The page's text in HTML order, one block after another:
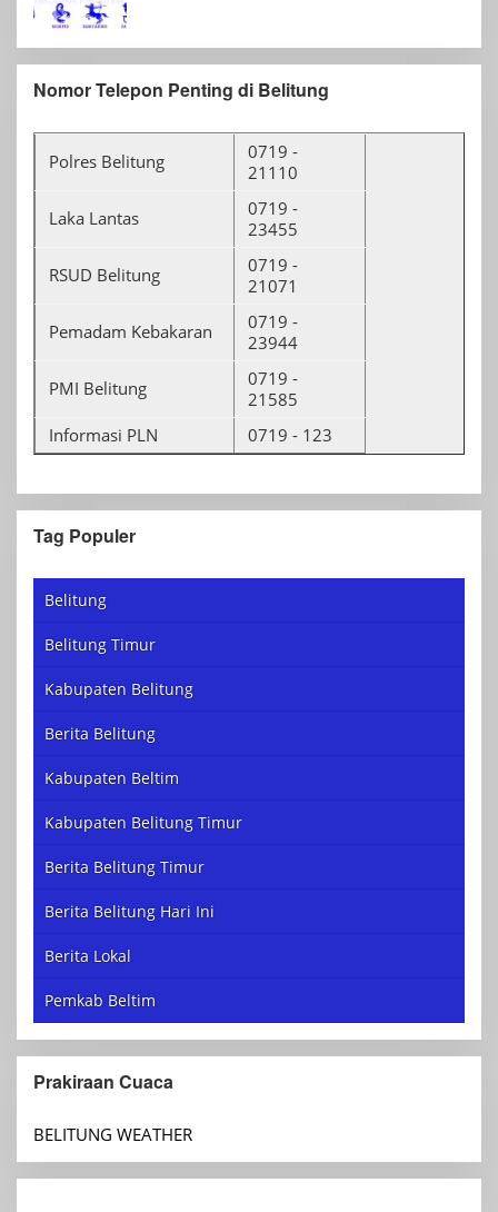
Nomor Telepon Penting di Belitung
Polres Belitung
0719 -
21110
Laka Lantas
0719 -
23455
RSUD Belitung
0719 -
21071
Pemadam Kebakaran
0719 -
23944
PMI Belitung
0719 -
21585
Informasi PLN
0719 - 123
Tag Populer
Belitung
Belitung Timur
Kabupaten Belitung
Berita Belitung
Kabupaten Beltim
Kabupaten Belitung Timur
Berita Belitung Timur
Berita Belitung Hari Ini
Berita Lokal
Pemkab Beltim
Prakiraan Cuaca
BELITUNG WEATHER